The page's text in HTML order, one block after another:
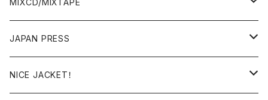
RE-EDIT/DJ TOOLS
MIXCD/MIXTAPE
MIXCD
日本語ラップ
MIXTAPE
JAPAN PRESS
LP(+ OBI)
NICE JACKET！